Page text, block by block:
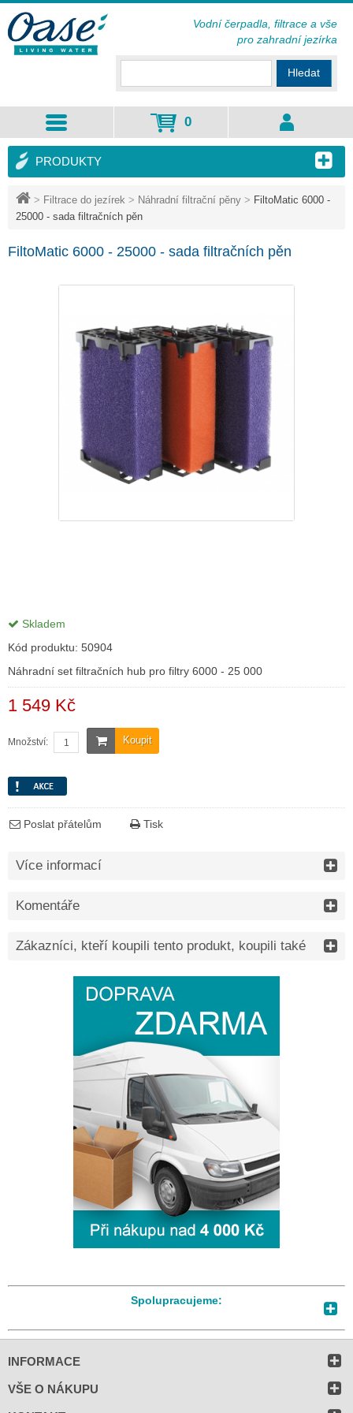
> Filtrace do jezírek > Náhradní filtrační pěny > FiltoMatic 6000 -
25000 - sada filtračních pěn
FiltoMatic 6000 - 25000 - sada filtračních pěn
Skladem
Kód produktu: 50904
Náhradní set filtračních hub pro filtry 6000 - 25 000
1 549 Kč
Koupit
Množství:
Poslat přátelům Tisk
Více informací
Komentáře
Zákazníci, kteří koupili tento produkt, koupili také
PRODUKTY
Spolupracujeme:
Hledat
0
Vodní čerpadla, filtrace a vše
pro zahradní jezírka
INFORMACE
VŠE O NÁKUPU